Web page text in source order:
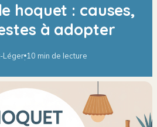
hoquet : causes,
à adopter
Léger·10 min de lecture